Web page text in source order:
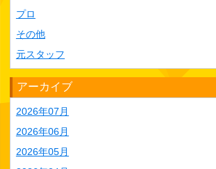
プロ
その他
元スタッフ
アーカイブ
2026年07月
2026年06月
2026年05月